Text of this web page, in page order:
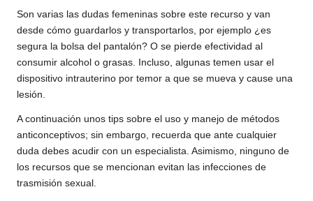
Son varias las dudas femeninas sobre este recurso y van
desde cómo guardarlos y transportarlos, por ejemplo ¿es
segura la bolsa del pantalón? O se pierde efectividad al
consumir alcohol o grasas. Incluso, algunas temen usar el
dispositivo intrauterino por temor a que se mueva y cause una
lesión.
A continuación unos tips sobre el uso y manejo de métodos
anticonceptivos; sin embargo, recuerda que ante cualquier
duda debes acudir con un especialista. Asimismo, ninguno de
los recursos que se mencionan evitan las infecciones de
trasmisión sexual.